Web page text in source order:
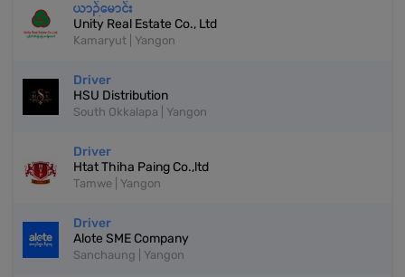
ယာဉ်မောင်း
Unity Real Estate Co., Ltd
Kamaryut | Yangon
Driver
HSU Distribution
South Okkalapa | Yangon
Driver
Htat Thiha Paing Co.,ltd
Tamwe | Yangon
Driver
Alote SME Company
Sanchaung | Yangon